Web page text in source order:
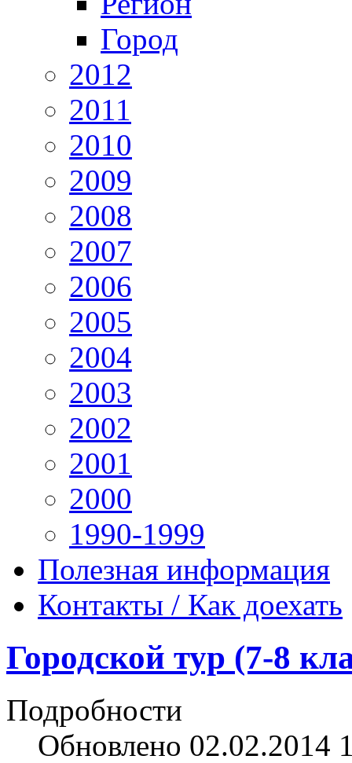
Город
2012
2011
2010
2009
2008
2007
2006
2005
2004
2003
2002
2001
2000
1990-1999
Полезная информация
Контакты / Как доехать
Городской тур (7-8
Подробности
Обновлено 02.02.2014